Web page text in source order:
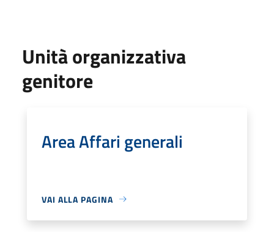
Unità organizzativa
genitore
Area Affari generali
VAI ALLA PAGINA